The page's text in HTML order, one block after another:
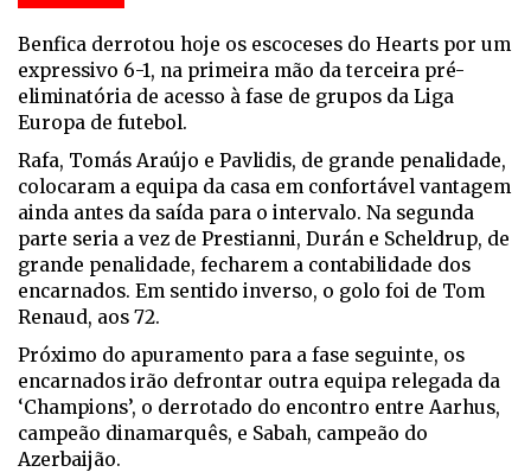
Benfica derrotou hoje os escoceses do Hearts por um
expressivo 6-1, na primeira mão da terceira pré-
eliminatória de acesso à fase de grupos da Liga
Europa de futebol.
Rafa, Tomás Araújo e Pavlidis, de grande penalidade,
colocaram a equipa da casa em confortável vantagem
ainda antes da saída para o intervalo. Na segunda
parte seria a vez de Prestianni, Durán e Scheldrup, de
grande penalidade, fecharem a contabilidade dos
encarnados. Em sentido inverso, o golo foi de Tom
Renaud, aos 72.
Próximo do apuramento para a fase seguinte, os
encarnados irão defrontar outra equipa relegada da
‘Champions’, o derrotado do encontro entre Aarhus,
campeão dinamarquês, e Sabah, campeão do
Azerbaijão.